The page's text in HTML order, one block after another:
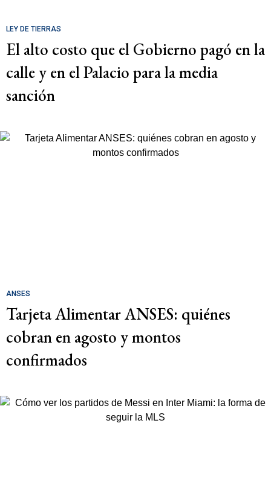
LEY DE TIERRAS
El alto costo que el Gobierno pagó en la
calle y en el Palacio para la media
sanción
ANSES
Tarjeta Alimentar ANSES: quiénes
cobran en agosto y montos
confirmados